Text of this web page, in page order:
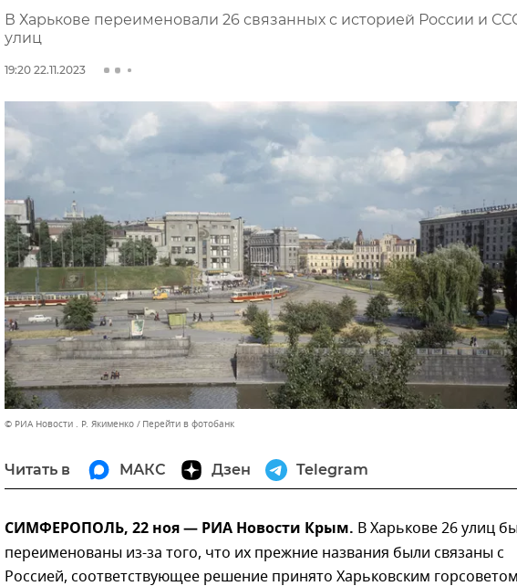
В Харькове переименовали 26 связанных с историей России и
улиц
19:20 22.11.2023
© РИА Новости . Р. Якименко Перейти в фотобанк
Читать в МАКС Дзен Telegram
СИМФЕРОПОЛЬ, 22 ноя — РИА Новости Крым. В Харькове 26 улиц
переименованы из-за того, что их прежние названия были связаны с
Россией, соответствующее решение принято Харьковским